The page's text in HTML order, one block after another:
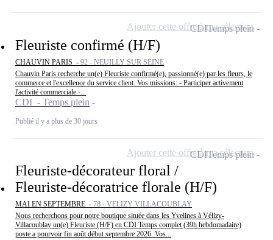
Fleuriste confirmé (H/F)
CHAUVIN PARIS - 92 - NEUILLY SUR SEINE
Chauvin Paris recherche un(e) Fleuriste confirmé(e), passionné(e) par les fleurs, le
commerce et l'excellence du service client. Vos missions: - Participer activement
l'activité commerciale -...
CDI - Temps plein
Publié il y a plus de 30 jours
CDITemps plein
Ajouter cette offre à ma sélection
Fleuriste-décorateur floral /
Fleuriste-décoratrice florale (H/F)
MAI EN SEPTEMBRE - 78 - VELIZY VILLACOUBLAY
Nous recherchons pour notre boutique située dans les Yvelines à Vélizy-
Villacoublay un(e) Fleuriste (H/F) en CDI Temps complet (39h hebdomadaire)
poste a pourvoir fin août début septembre 2026. Vos...
CDITemps plein
Ajouter cette offre à ma sélection